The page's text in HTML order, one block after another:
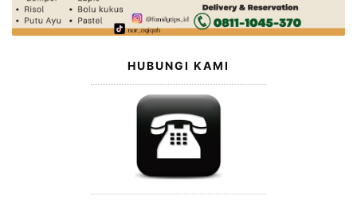
HUBUNGI KAMI